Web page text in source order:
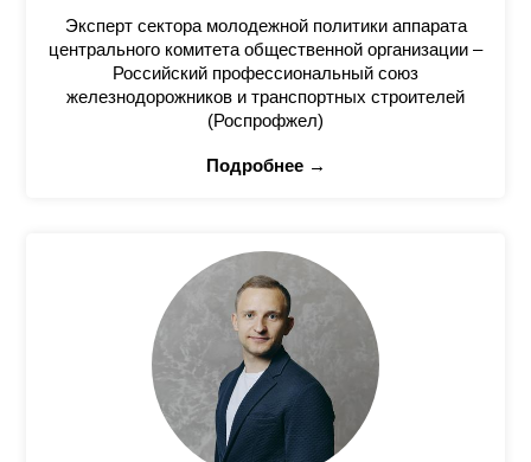
Эксперт сектора молодежной политики аппарата
центрального комитета общественной организации –
Российский профессиональный союз
железнодорожников и транспортных строителей
(Роспрофжел)
Подробнее →